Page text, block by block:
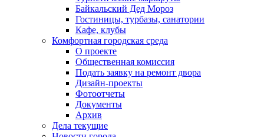
Байкальский Дед Мороз
Гостиницы, турбазы, санатории
Кафе, клубы
Комфортная городская среда
О проекте
Общественная комиссия
Подать заявку на ремонт двора
Дизайн-проекты
Фотоотчеты
Документы
Архив
Дела текущие